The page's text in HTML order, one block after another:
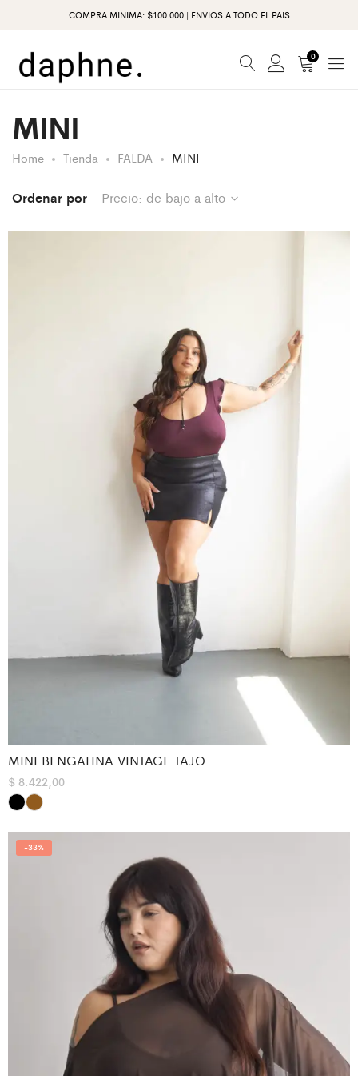
COMPRA MINIMA: $100.000 | ENVIOS A TODO EL PAIS
0
MINI
Home Tienda FALDA MINI
Ordenar por Precio: de bajo a alto
MINI BENGALINA VINTAGE TAJO
$ 8.422,00
-33%